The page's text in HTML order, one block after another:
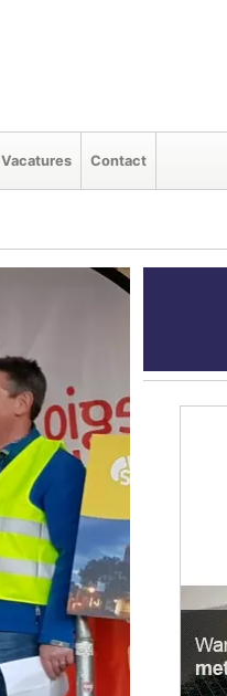
Vacatures Contact